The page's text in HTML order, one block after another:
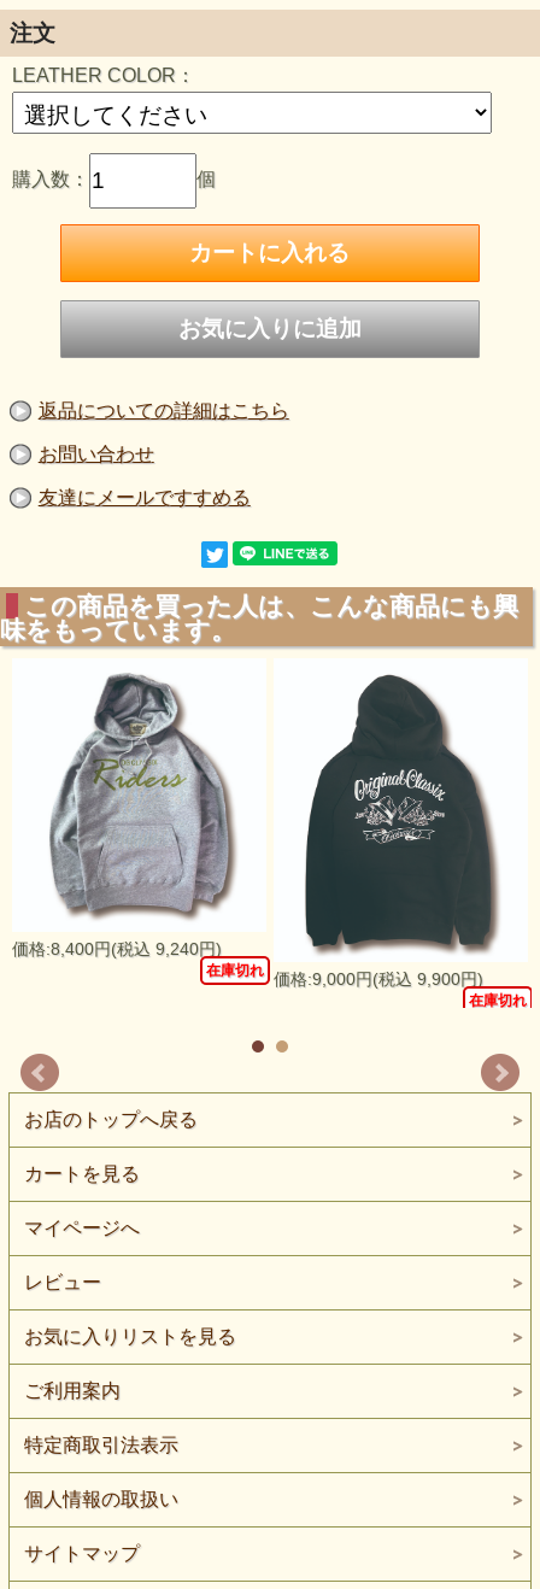
●サラペカラー等にご要望がございます場合は、ご注文時に
ご記入下さいませ。
他、ご質問・ご不明点がございましたらお気軽にお問い合わ
せ下さい。
注文
LEATHER COLOR：
購入数： 個
返品についての詳細はこちら
お問い合わせ
友達にメールですすめる
この商品を買った人は、こんな商品にも興
味をもっています。
価格:8,400円(税込 9,240円)
在庫切れ
価格:9,000円(税込 9,900円)
在庫切れ
お店のトップへ戻る
カートを見る
マイページへ
レビュー
お気に入りリストを見る
ご利用案内
特定商取引法表示
個人情報の取扱い
サイトマップ